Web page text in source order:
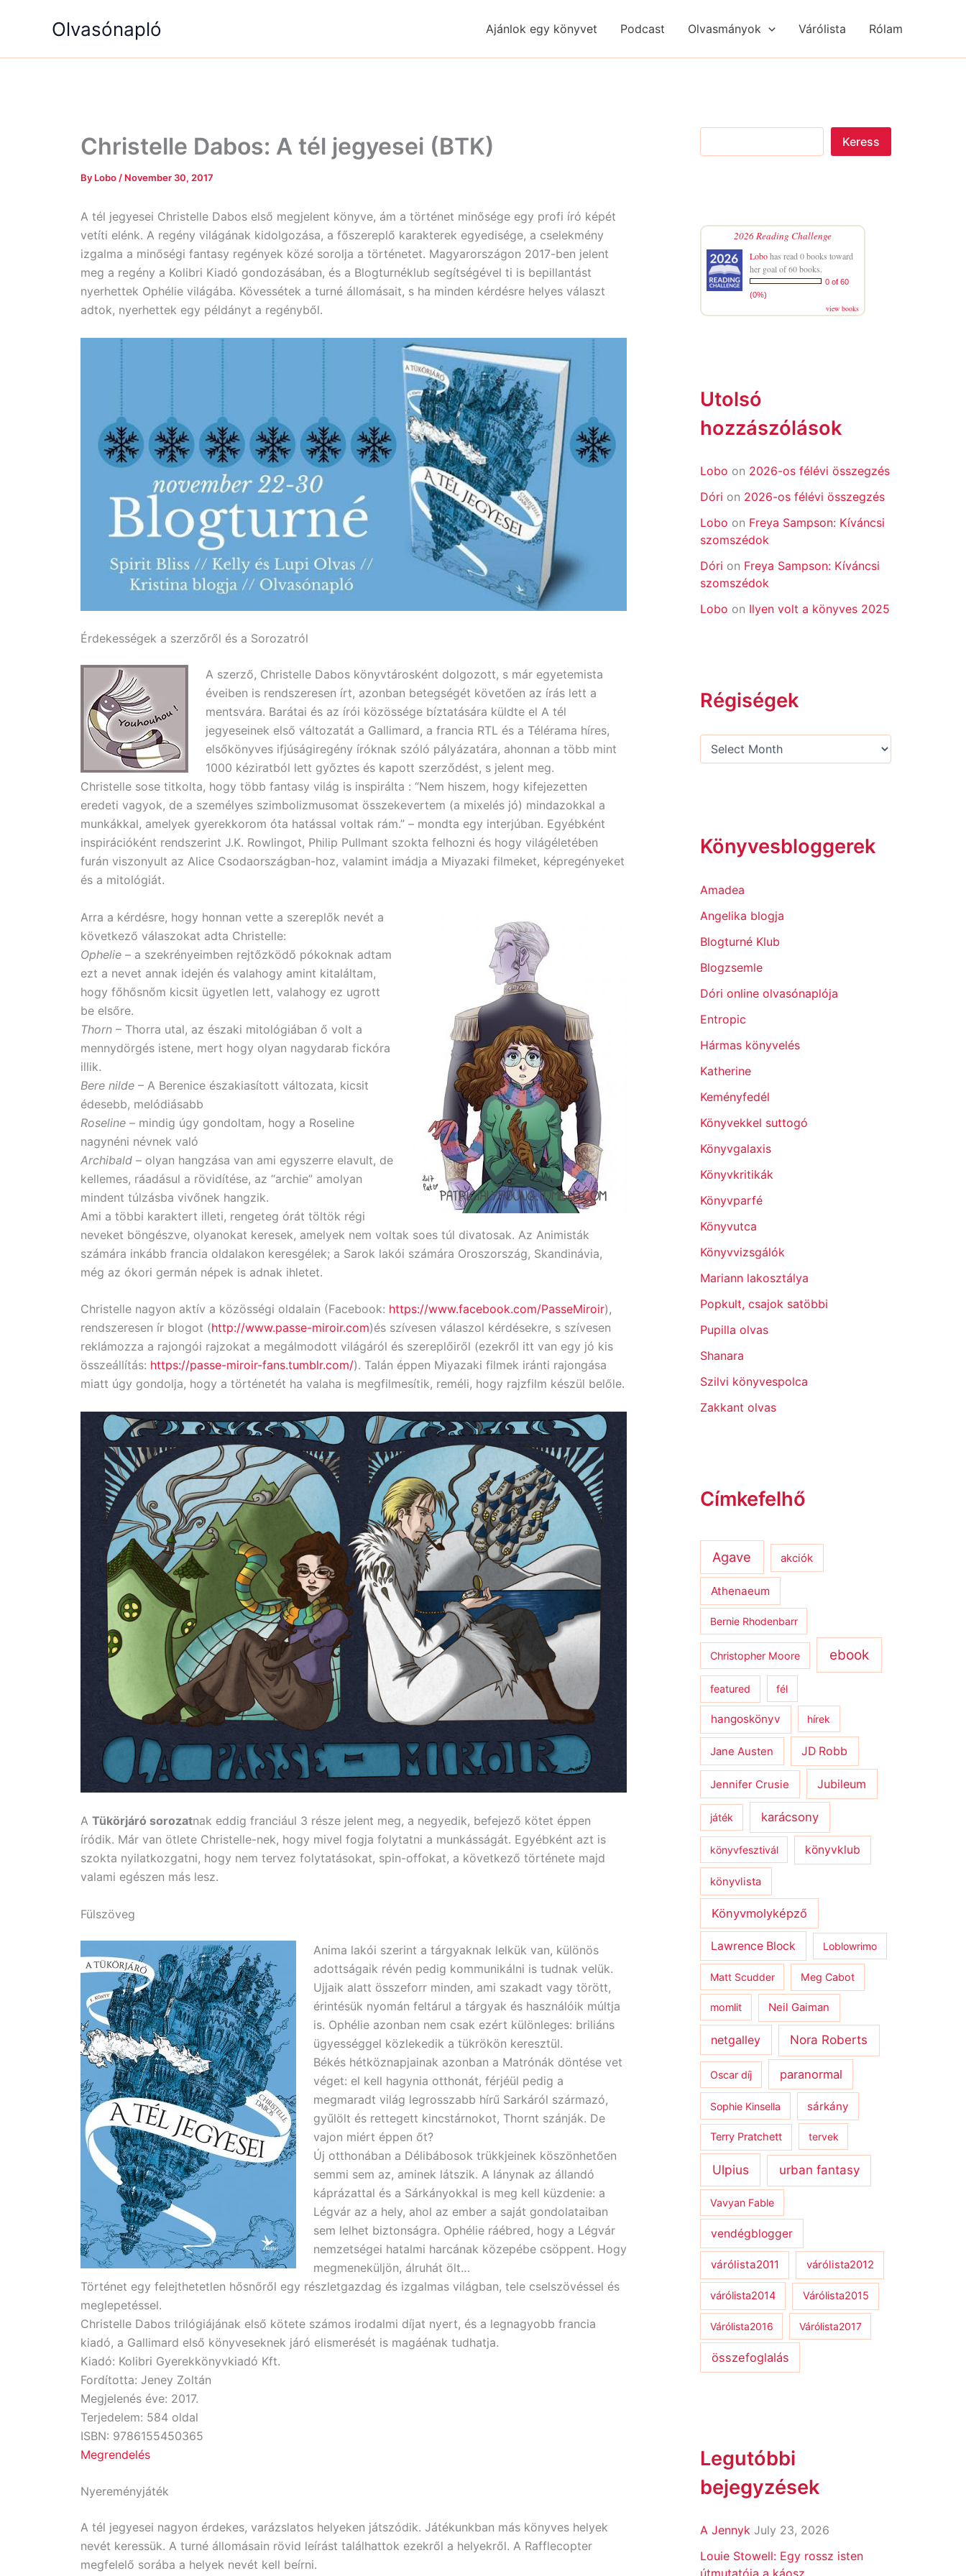
Olvasónapló Ajánlok egy könyvet Podcast Olvasmányok Várólista Rólam
Christelle Dabos: A tél jegyesei (BTK)
By Lobo / November 30, 2017
A tél jegyesei Christelle Dabos első megjelent könyve, ám a történet minősége egy profi író képét
vetíti elénk. A regény világának kidolgozása, a főszereplő karakterek egyedisége, a cselekmény
izgalma a minőségi fantasy regények közé sorolja a történetet. Magyarországon 2017-ben jelent
meg a regény a Kolibri Kiadó gondozásában, és a Blogturnéklub segítségével ti is bepillantást
nyerhettek Ophélie világába. Kövessétek a turné állomásait, s ha minden kérdésre helyes választ
adtok, nyerhettek egy példányt a regényből.
Érdekességek a szerzőről és a Sorozatról
A szerző, Christelle Dabos könyvtárosként dolgozott, s már egyetemista
éveiben is rendszeresen írt, azonban betegségét követően az írás lett a
mentsvára. Barátai és az írói közössége bíztatására küldte el A tél
jegyeseinek első változatát a Gallimard, a francia RTL és a Télérama híres,
elsőkönyves ifjúságiregény íróknak szóló pályázatára, ahonnan a több mint
1000 kéziratból lett győztes és kapott szerződést, s jelent meg.
Christelle sose titkolta, hogy több fantasy világ is inspirálta : “Nem hiszem, hogy kifejezetten
eredeti vagyok, de a személyes szimbolizmusomat összekevertem (a mixelés jó) mindazokkal a
munkákkal, amelyek gyerekkorom óta hatással voltak rám.” – mondta egy interjúban. Egyébként
inspirációként rendszerint J.K. Rowlingot, Philip Pullmant szokta felhozni és hogy világéletében
furán viszonyult az Alice Csodaországban-hoz, valamint imádja a Miyazaki filmeket, képregényeket
és a mitológiát.
Arra a kérdésre, hogy honnan vette a szereplők nevét a
következő válaszokat adta Christelle:
Ophelie – a szekrényeimben rejtőzködő pókoknak adtam
ezt a nevet annak idején és valahogy amint kitaláltam,
hogy főhősnőm kicsit ügyetlen lett, valahogy ez ugrott
be elsőre.
Thorn – Thorra utal, az északi mitológiában ő volt a
mennydörgés istene, mert hogy olyan nagydarab fickóra
illik.
Bere nilde – A Berenice északiasított változata, kicsit
édesebb, melódiásabb
Roseline – mindig úgy gondoltam, hogy a Roseline
nagynéni névnek való
Archibald – olyan hangzása van ami egyszerre elavult, de
kellemes, ráadásul a rövidítése, az “archie” amolyan
mindent túlzásba vivőnek hangzik.
Ami a többi karaktert illeti, rengeteg órát töltök régi
neveket böngészve, olyanokat keresek, amelyek nem voltak soes túl divatosak. Az Animisták
számára inkább francia oldalakon keresgélek; a Sarok lakói számára Oroszország, Skandinávia,
még az ókori germán népek is adnak ihletet.
Christelle nagyon aktív a közösségi oldalain (Facebook: https://www.facebook.com/PasseMiroir),
rendszeresen ír blogot (http://www.passe-miroir.com)és szívesen válaszol kérdésekre, s szívesen
reklámozza a rajongói rajzokat a megálmodott világáról és szereplőiről (ezekről itt van egy jó kis
összeállítás: https://passe-miroir-fans.tumblr.com/). Talán éppen Miyazaki filmek iránti rajongása
miatt úgy gondolja, hogy a történetét ha valaha is megfilmesítik, reméli, hogy rajzfilm készül belőle.
A Tükörjáró sorozatnak eddig franciául 3 része jelent meg, a negyedik, befejező kötet éppen
íródik. Már van ötlete Christelle-nek, hogy mivel fogja folytatni a munkásságát. Egyébként azt is
szokta nyilatkozgatni, hogy nem tervez folytatásokat, spin-offokat, a következő története majd
valami egészen más lesz.
Fülszöveg
Anima lakói szerint a tárgyaknak lelkük van, különös
adottságaik révén pedig kommunikálni is tudnak velük.
Ujjaik alatt összeforr minden, ami szakadt vagy törött,
érintésük nyomán feltárul a tárgyak és használóik múltja
is. Ophélie azonban nem csak ezért különleges: briliáns
ügyességgel közlekedik a tükrökön keresztül.
Békés hétköznapjainak azonban a Matrónák döntése vet
véget: el kell hagynia otthonát, férjéül pedig a
megmaradt világ legrosszabb hírű Sarkáról származó,
gyűlölt és rettegett kincstárnokot, Thornt szánják. De
vajon miért éppen őt?
Új otthonában a Délibábosok trükkjeinek köszönhetően
semmi sem az, aminek látszik. A lánynak az állandó
káprázattal és a Sárkányokkal is meg kell küzdenie: a
Légvár az a hely, ahol az ember a saját gondolataiban
sem lelhet biztonságra. Ophélie ráébred, hogy a Légvár
nemzetségei hatalmi harcának közepébe csöppent. Hogy
megmeneküljön, álruhát ölt…
Történet egy felejthetetlen hősnőről egy részletgazdag és izgalmas világban, tele cselszövéssel és
meglepetéssel.
Christelle Dabos trilógiájának első kötete számos irodalmi díjat nyert, és a legnagyobb francia
kiadó, a Gallimard első könyveseknek járó elismerését is magáénak tudhatja.
Kiadó: Kolibri Gyerekkönyvkiadó Kft.
Fordította: Jeney Zoltán
Megjelenés éve: 2017.
Terjedelem: 584 oldal
ISBN: 9786155450365
Megrendelés
Nyereményjáték
A tél jegyesei nagyon érdekes, varázslatos helyeken játszódik. Játékunkban más könyves helyek
nevét keressük. A turné állomásain rövid leírást találhattok ezekről a helyekről. A Rafflecopter
megfelelő sorába a helyek nevét kell beírni.
a
Keress
2026 Reading Challenge
Lobohas read 0 books toward
her goal of 60 books.
0 of 60
(0%)
view books
Utolsó
hozzászólások
Lobo on 2026-os félévi összegzés
Dóri on 2026-os félévi összegzés
Lobo on Freya Sampson: Kíváncsi
szomszédok
Dóri on Freya Sampson: Kíváncsi
szomszédok
Lobo on Ilyen volt a könyves 2025
Régiségek
g
Könyvesbloggerek
Amadea
Angelika blogja
Blogturné Klub
Blogzsemle
Dóri online olvasónaplója
Entropic
Hármas könyvelés
Katherine
Keményfedél
Könyvekkel suttogó
Könyvgalaxis
Könyvkritikák
Könyvparfé
Könyvutca
Könyvvizsgálók
Mariann lakosztálya
Popkult, csajok satöbbi
Pupilla olvas
Shanara
Szilvi könyvespolca
Zakkant olvas
Címkefelhő
Agave akciók
Athenaeum
Bernie Rhodenbarr
Christopher Moore ebook
featured fél
hangoskönyv hírek
Jane Austen JD Robb
Jennifer Crusie Jubileum
játék karácsony
könyvfesztivál könyvklub
könyvlista
Könyvmolyképző
Lawrence Block Loblowrimo
Matt Scudder Meg Cabot
momlit Neil Gaiman
netgalley Nora Roberts
Oscar díj paranormal
Sophie Kinsella sárkány
Terry Pratchett tervek
Ulpius urban fantasy
Vavyan Fable
vendégblogger
várólista2011 várólista2012
várólista2014 Várólista2015
Várólista2016 Várólista2017
összefoglalás
Legutóbbi
bejegyzések
A Jennyk July 23, 2026
Louie Stowell: Egy ​rossz isten
g